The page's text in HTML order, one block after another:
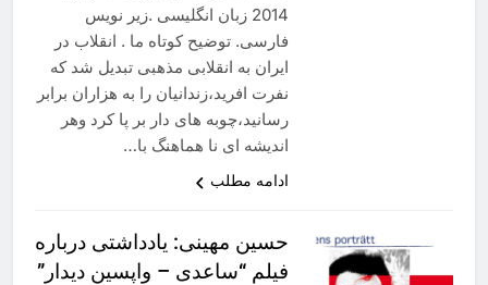
2014 زبان انگلیسی .زیر نویس
فارسی. توضیح کوتاه ما . انقلاب در
ایران به انقلابی مذهبی تبدیل شد که
نفرت افرید،زندانیان را به هزاران برابر
رسانید،چوبه های دار بر پا کرد وهر
اندیشه ای نا هماهنگ با…
ادامه مطلب
حسین مهینی: یادداشتی درباره
فیلم “ساعدی – واپسین دیدار”